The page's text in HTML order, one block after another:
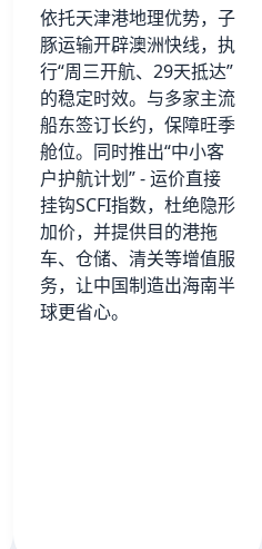
依托天津港地理优势，子
豚运输开辟澳洲快线，执
行“周三开航、29天抵达”
的稳定时效。与多家主流
船东签订长约，保障旺季
舱位。同时推出“中小客
户护航计划” - 运价直接
挂钩SCFI指数，杜绝隐形
加价，并提供目的港拖
车、仓储、清关等增值服
务，让中国制造出海南半
球更省心。